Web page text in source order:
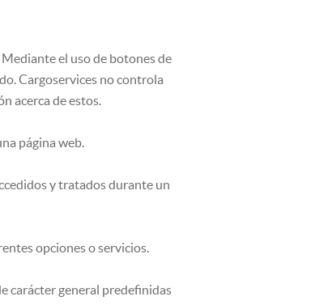
el uso de botones de
Cargoservices no controla
acerca de estos.
página web.
y tratados durante un
opciones o servicios.
carácter general predefinidas